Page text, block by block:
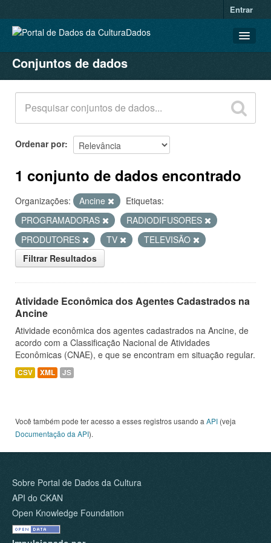
Entrar
CONJUNTOS DE DADOS
ORGANIZAÇÕES
GRUPOS
SOBRE
Conjuntos de dados
Ordenar por
1 conjunto de dados encontrado
Organizações: Ancine
Etiquetas:
PROGRAMADORAS
RADIODIFUSORES
PRODUTORES
TV
TELEVISÃO
Filtrar Resultados
Atividade Econômica dos Agentes Cadastrados na
Ancine
Atividade econômica dos agentes cadastrados na Ancine, de
acordo com a Classificação Nacional de Atividades
Econômicas (CNAE), e que se encontram em situação regular.
CSV XML JS
Você também pode ter acesso a esses registros usando a API (veja
Documentação da API).
Sobre Portal de Dados da Cultura
API do CKAN
Open Knowledge Foundation